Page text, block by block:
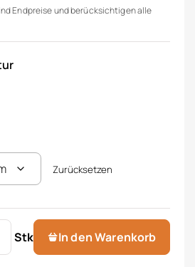
Endpreise und berücksichtigen alle
Zurücksetzen
Stk
Füllung Menge
In den Warenkorb